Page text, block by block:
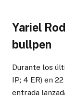
Yariel
bullpen
Durante los
IP; 4 ER) en
entrada